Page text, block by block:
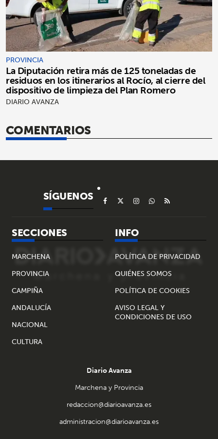
PROVINCIA
La Diputación retira más de 125 toneladas de
residuos en los itinerarios al Rocío, al cierre del
dispositivo de limpieza del Plan Romero
DIARIO AVANZA
COMENTARIOS
SÍGUENOS
SECCIONES
MARCHENA
PROVINCIA
CAMPIÑA
ANDALUCÍA
NACIONAL
CULTURA
INFO
POLÍTICA DE PRIVACIDAD
QUIÉNES SOMOS
POLÍTICA DE COOKIES
AVISO LEGAL Y
CONDICIONES DE USO
Diario Avanza
Marchena y Provincia
redaccion@diarioavanza.es
administracion@diarioavanza.es